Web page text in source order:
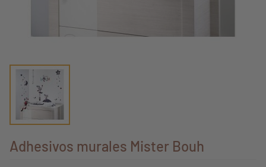
Adhesivos murales Mister Bouh